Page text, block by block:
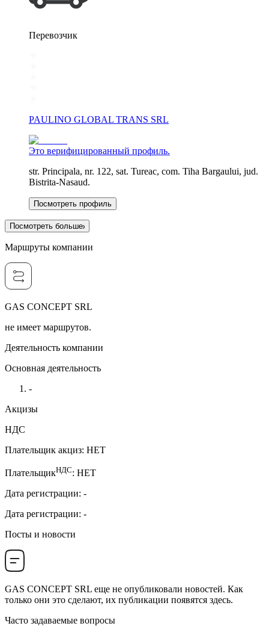
Перевозчик
PAULINO GLOBAL TRANS SRL
Это верифицированный профиль.
str. Principala, nr. 122, sat. Tureac, com. Tiha Bargaului, jud.
Bistrita-Nasaud.
Посмотреть профиль
Посмотреть больше
Маршруты компании
GAS CONCEPT SRL
не имеет маршрутов.
Деятельность компании
Основная деятельность
-
Акцизы
НДС
Плательщик акциз: НЕТ
ПлательщикНДС: НЕТ
Дата регистрации: -
Дата регистрации: -
Посты и новости
GAS CONCEPT SRL еще не опубликовали новостей. Как
только они это сделают, их публикации появятся здесь.
Часто задаваемые вопросы